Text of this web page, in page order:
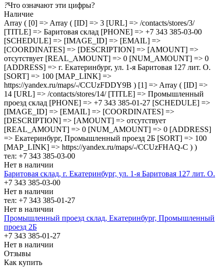
?Что означают эти цифры?
Наличие
Array ( [0] => Array ( [ID] => 3 [URL] => /contacts/stores/3/
[TITLE] => Баритовая склад [PHONE] => +7 343 385-03-00
[SCHEDULE] => [IMAGE_ID] => [EMAIL] =>
[COORDINATES] => [DESCRIPTION] => [AMOUNT] =>
отсутствует [REAL_AMOUNT] => 0 [NUM_AMOUNT] => 0
[ADDRESS] => г. Екатеринбург, ул. 1-я Баритовая 127 лит. О.
[SORT] => 100 [MAP_LINK] =>
https://yandex.ru/maps/-/CCUzFDDY9B ) [1] => Array ( [ID] =>
14 [URL] => /contacts/stores/14/ [TITLE] => Промышленный
проезд cклад [PHONE] => +7 343 385-01-27 [SCHEDULE] =>
[IMAGE_ID] => [EMAIL] => [COORDINATES] =>
[DESCRIPTION] => [AMOUNT] => отсутствует
[REAL_AMOUNT] => 0 [NUM_AMOUNT] => 0 [ADDRESS]
=> Екатеринбург, Промышленный проезд 2Б [SORT] => 100
[MAP_LINK] => https://yandex.ru/maps/-/CCUzFHAQ-C ) )
тел: +7 343 385-03-00
Нет в наличии
Баритовая склад, г. Екатеринбург, ул. 1-я Баритовая 127 лит. О.
+7 343 385-03-00
Нет в наличии
тел: +7 343 385-01-27
Нет в наличии
Промышленный проезд cклад, Екатеринбург, Промышленный
проезд 2Б
+7 343 385-01-27
Нет в наличии
Отзывы
Как купить